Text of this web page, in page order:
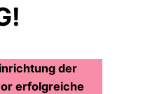
der
erfolgreiche